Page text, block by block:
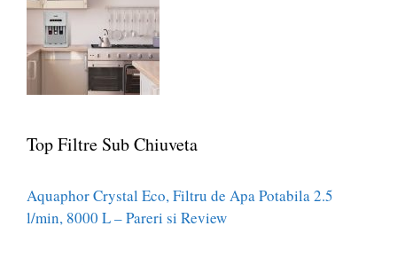
Top Filtre Sub Chiuveta
Aquaphor Crystal Eco, Filtru de Apa Potabila 2.5
l/min, 8000 L – Pareri si Review